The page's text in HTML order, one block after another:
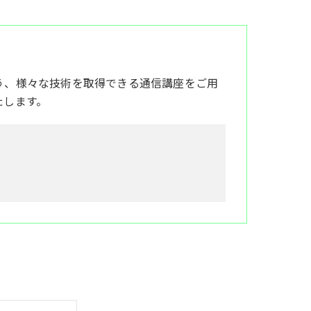
様々な技術を取得できる通信講座をご用
ます。